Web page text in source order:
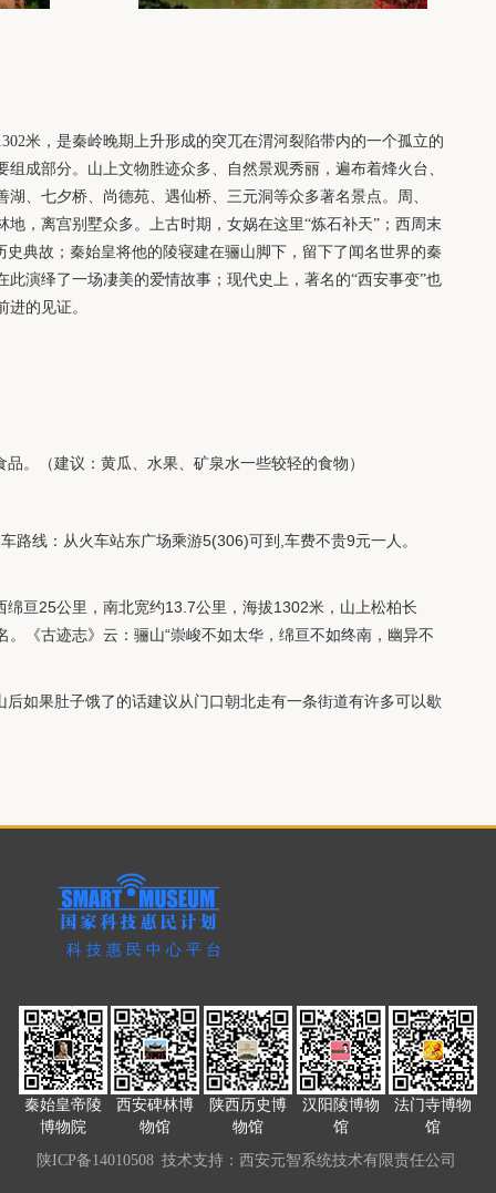
米，是秦岭晚期上升形成的突兀在渭河裂陷带内的一个孤立的
成部分。山上文物胜迹众多、自然景观秀丽，遍布着烽火台、
、七夕桥、尚德苑、遇仙桥、三元洞等众多著名景点。周、
，离宫别墅众多。上古时期，女娲在这里“炼石补天”；西周末
史典故；秦始皇将他的陵寝建在骊山脚下，留下了闻名世界的秦
演绎了一场凄美的爱情故事；现代史上，著名的“西安事变”也
的见证。
。（建议：黄瓜、水果、矿泉水一些较轻的食物）
路线：从火车站东广场乘游5(306)可到,车费不贵9元一人。
亘25公里，南北宽约13.7公里，海拔1302米，山上松柏长
《古迹志》云：骊山“崇峻不如太华，绵亘不如终南，幽异不
如果肚子饿了的话建议从门口朝北走有一条街道有许多可以歇
科技惠民中心平台
秦始皇帝陵
博物院
西安碑林博
物馆
陕西历史博
物馆
汉阳陵博物
馆
法门寺博物
馆
陕ICP备14010508 技术支持：西安元智系统技术有限责任公司